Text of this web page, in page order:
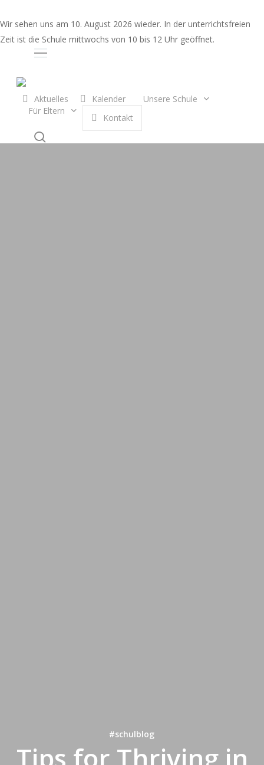
to
main
Wir sehen uns am 10. August 2026 wieder. In der unterrichtsfreien
Zeit ist die Schule mittwochs von 10 bis 12 Uhr geöffnet.
Auswahl
Aktuelles Kalender
Unsere Schule
Für Eltern
Kontakt
#schulblog
Tips for Thriving in